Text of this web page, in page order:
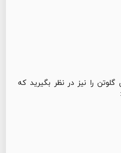
را نیز در نظر بگیرید که